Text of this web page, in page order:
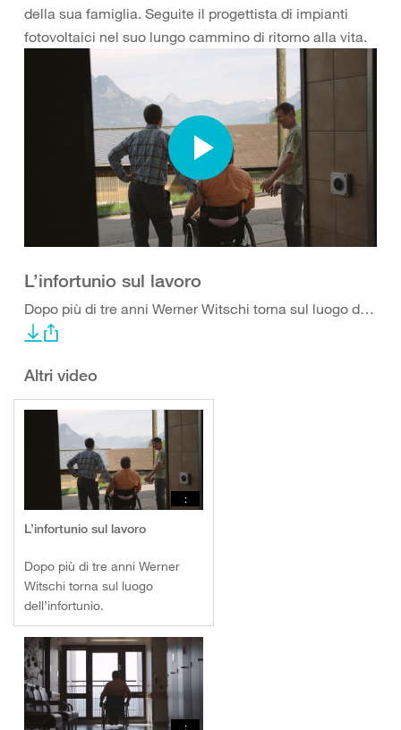
della sua famiglia. Seguite il progettista di impianti
fotovoltaici nel suo lungo cammino di ritorno alla vita.
L’infortunio sul lavoro
Dopo più di tre anni Werner Witschi torna sul luogo dell’infortunio.
Altri video
:
L’infortunio sul lavoro
Dopo più di tre anni Werner
Witschi torna sul luogo
dell’infortunio.
: